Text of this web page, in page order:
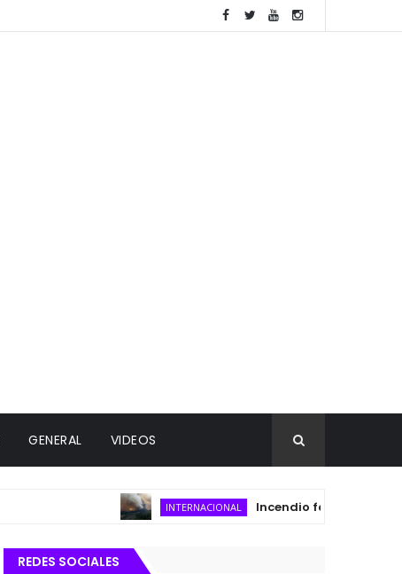
GENERAL VIDEOS
INTERNACIONAL Incendio forestal consume
REDES SOCIALES